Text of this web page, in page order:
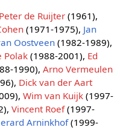
Peter de Ruijter(1961),
(1971-1975), Jan
Oostveen(1982-1989),
Polak(1988-2001), Ed
1990), Arno Vermeulen
Dick van der Aart
Wim van Kuijk(1997-
Vincent Roef(1997-
Arninkhof(1999-